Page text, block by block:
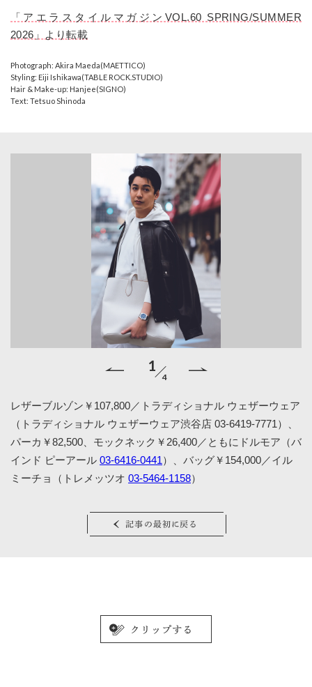
「アエラスタイルマガジンVOL.60 SPRING/SUMMER
2026」より転載
Photograph: Akira Maeda(MAETTICO)
Styling: Eiji Ishikawa(TABLE ROCK.STUDIO)
Hair & Make-up: Hanjee(SIGNO)
Text: Tetsuo Shinoda
レザーブルゾン￥107,800／トラディショナル ウェザーウェア
（トラディショナル ウェザーウェア渋谷店 03-6419-7771）、
パーカ￥82,500、モックネック￥26,400／ともにドルモア（バ
インド ピーアール 03-6416-0441）、バッグ￥154,000／イル
ミーチョ（トレメッツオ 03-5464-1158）
記事の最初に戻る
1
4